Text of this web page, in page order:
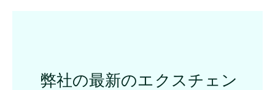
弊社の最新のエクスチェン